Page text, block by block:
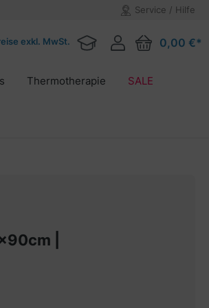
Service / Hilfe
exkl. MwSt. 0,00 €*
Thermotherapie SALE
|